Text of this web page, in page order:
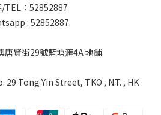
/TEL：52852887
: 52852887
唐賢街29號藍塘滙4A 地鋪
29 Tong Yin Street, TKO , N.T. , HK